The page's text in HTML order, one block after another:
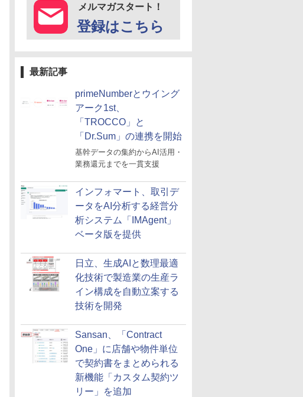
メルマガスタート！
登録はこちら
最新記事
primeNumberとウイング
アーク1st、
「TROCCO」と
「Dr.Sum」の連携を開始
基幹データの集約からAI活用・
業務還元までを一貫支援
インフォマート、取引デ
ータをAI分析する経営分
析システム「IMAgent」
ベータ版を提供
日立、生成AIと数理最適
化技術で製造業の生産ラ
イン構成を自動立案する
技術を開発
Sansan、「Contract
One」に店舗や物件単位
で契約書をまとめられる
新機能「カスタム契約ツ
リー」を追加